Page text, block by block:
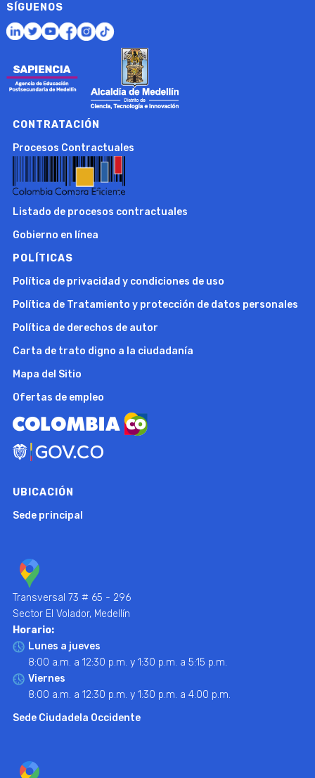
SÍGUENOS
CONTRATACIÓN
Procesos Contractuales
Listado de procesos contractuales
Gobierno en línea
POLÍTICAS
Política de privacidad y condiciones de uso
Política de Tratamiento y protección de datos personales
Política de derechos de autor
Carta de trato digno a la ciudadanía
Mapa del Sitio
Ofertas de empleo
UBICACIÓN
Sede principal
Transversal 73 # 65 - 296
Sector El Volador, Medellín
Horario:
Lunes a jueves
8:00 a.m. a 12:30 p.m. y 1:30 p.m. a 5:15 p.m.
Viernes
8:00 a.m. a 12:30 p.m. y 1:30 p.m. a 4:00 p.m.
Sede Ciudadela Occidente